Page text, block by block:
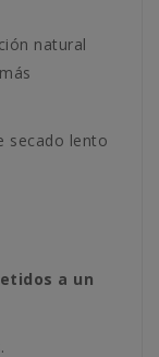
natural
secado lento
a un